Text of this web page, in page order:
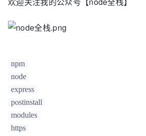
npm
node
express
postinstall
modules
https